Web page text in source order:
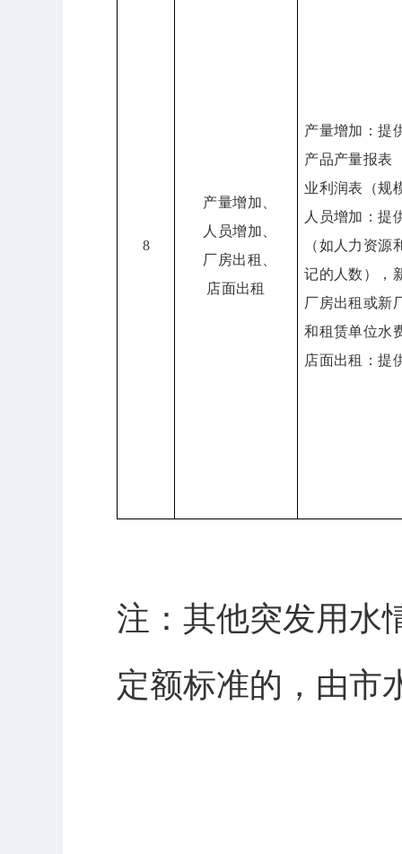
8
产量增加、
人员增加、
厂房出租、
店面出租
产量增加：提
产品产量报表
业利润表（规
人员增加：提
（如人力资源
记的人数），
厂房出租或新
和租赁单位水
店面出租：提
注：其他突发用水
定额标准的，由市